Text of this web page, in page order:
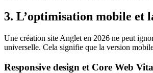
3. L’optimisation mobile et
Une création site Anglet en 2026 ne peut
universelle. Cela signifie que la version
Responsive design et Core Web